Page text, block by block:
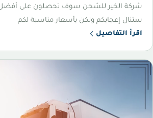
شركة الخير للشحن سوف تحصلون على أفضل
ستنال إعجابكم ولكن بأسعار مناسبة لكم
اقرأ التفاصيل